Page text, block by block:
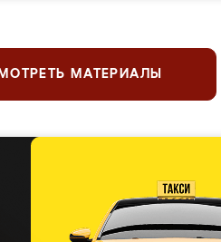
МАТЕРИАЛЫ